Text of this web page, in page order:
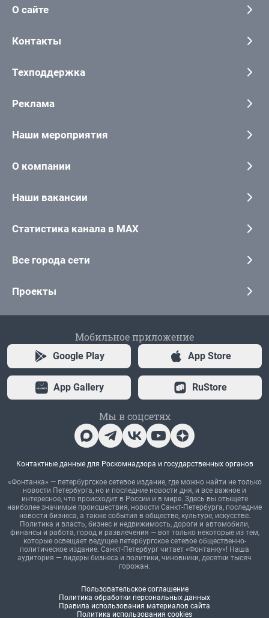
О сайте
Контакты
Техподдержка
Реклама
Наши мероприятия
О компании
Наши вакансии
Статистика канала в MAX
Все города сети
Проекты
Мобильное приложение
Google Play App Store
App Gallery RuStore
Мы в соцсетях
Контактные данные для Роскомнадзора и государственных органов
«Фонтанка» — петербургское сетевое издание, где можно найти не только
новости Петербурга, но и последние новости дня, и все важное и
интересное, что происходит в России и в мире. Здесь вы отыщете
наиболее значимые происшествия, новости Санкт-Петербурга, последние
новости бизнеса, а также события в обществе, культуре, искусстве.
Политика и власть, бизнес и недвижимость, дороги и автомобили,
финансы и работа, город и развлечения — вот только некоторые из тем,
которые освещает ведущее петербургское сетевое общественно-
политическое издание. Санкт-Петербург читает «Фонтанку»! Наша
аудитория — лидеры бизнеса и политики, чиновники, десятки тысяч
горожан.
Пользовательское соглашение
Политика обработки персональных данных
Правила использования материалов сайта
Политика использования cookies